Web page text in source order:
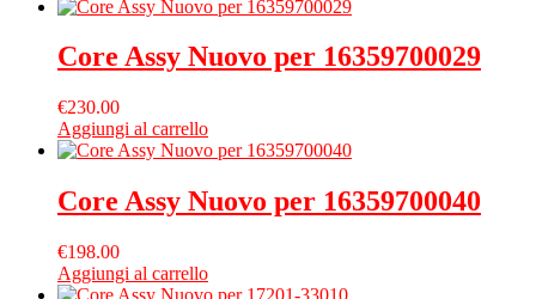
Core Assy Nuovo per 16359700029
€230.00
Aggiungi al carrello
Core Assy Nuovo per 16359700040
€198.00
Aggiungi al carrello